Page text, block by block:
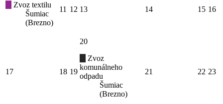
Zvoz textilu
Šumiac
(Brezno)
11 12 13 14 15 16
17 18 19
20
Zvoz
komunálneho
odpadu
Šumiac
(Brezno)
21 22 23